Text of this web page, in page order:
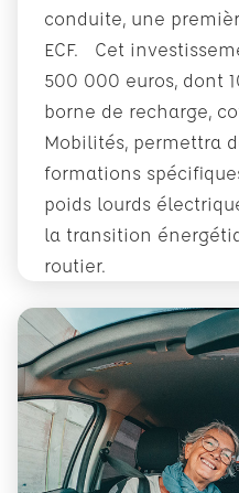
conduite, une
ECF. Cet
500 000 euros, dont
borne de recharge,
Mobilités, permettra
formations
poids lourds
la transition
routier.
En savoir plus